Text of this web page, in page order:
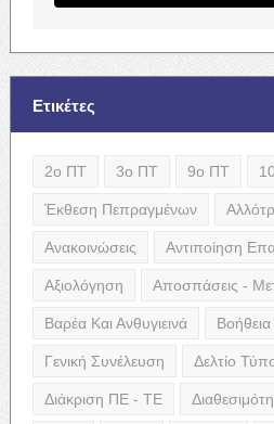
Ετικέτες
2ο ΠΤ 3ο ΠΤ 9ο ΠΤ
Έκθεση Πεπραγμένων
Ανακοινώσεις Αντιποίηση
Αξιολόγηση Αποσπάσεις -
Βαρέα Και Ανθυγιεινά Βοήθεια
Γενική Συνέλευση Δελτίο
Διάκριση ΠΕ - ΤΕ